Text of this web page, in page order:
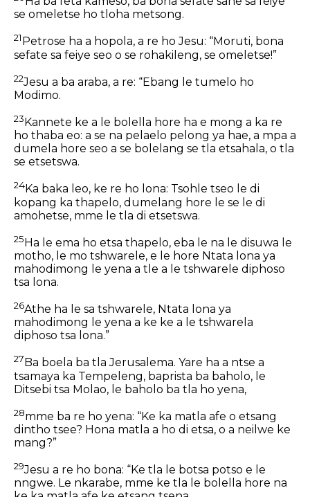
se omeletse ho tloha metsong.
21 Petrose ha a hopola, a re ho Jesu: “Moruti, bona
sefate sa feiye seo o se rohakileng, se omeletse!”
22Jesu a ba araba, a re: “Ebang le tumelo ho
Modimo.
23 Kannete ke a le bolella hore ha e mong a ka re
ho thaba eo: a se na pelaelo pelong ya hae, a mpa a
dumela hore seo a se bolelang se tla etsahala, o tla
se etsetswa.
24Ka baka leo, ke re ho lona: Tsohle tseo le di
kopang ka thapelo, dumelang hore le se le di
amohetse, mme le tla di etsetswa.
25Ha le ema ho etsa thapelo, eba le na le disuwa le
motho, le mo tshwarele, e le hore Ntata lona ya
mahodimong le yena a tle a le tshwarele diphoso
tsa lona.
26Athe ha le sa tshwarele, Ntata lona ya
mahodimong le yena a ke ke a le tshwarela
diphoso tsa lona.”
27 Ba boela ba tla Jerusalema. Yare ha a ntse a
tsamaya ka Tempeleng, baprista ba baholo, le
Ditsebi tsa Molao, le baholo ba tla ho yena,
28mme ba re ho yena: “Ke ka matla afe o etsang
dintho tsee? Hona matla a ho di etsa, o a neilwe ke
mang?”
29Jesu a re ho bona: “Ke tla le botsa potso e le
nngwe. Le nkarabe, mme ke tla le bolella hore na